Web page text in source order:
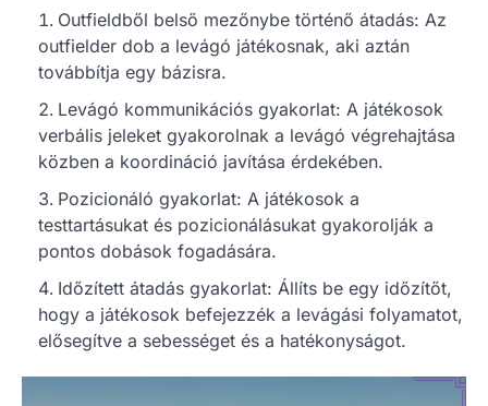
Outfieldből belső mezőnybe történő átadás: Az
outfielder dob a levágó játékosnak, aki aztán
továbbítja egy bázisra.
Levágó kommunikációs gyakorlat: A játékosok
verbális jeleket gyakorolnak a levágó végrehajtása
közben a koordináció javítása érdekében.
Pozicionáló gyakorlat: A játékosok a
testtartásukat és pozicionálásukat gyakorolják a
pontos dobások fogadására.
Időzített átadás gyakorlat: Állíts be egy időzítőt,
hogy a játékosok befejezzék a levágási folyamatot,
elősegítve a sebességet és a hatékonyságot.